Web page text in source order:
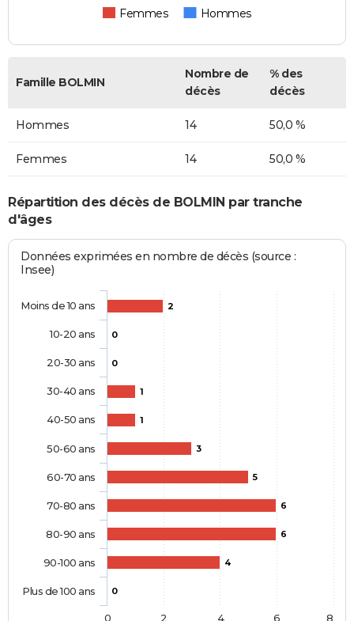
Femmes Hommes
Famille BOLMIN
Nombre de
décès
% des
décès
Hommes 14 50,0 %
Femmes 14 50,0 %
Répartition des décès de BOLMIN par tranche
d'âges
Données exprimées en nombre de décès (source :
Insee)
2
0
0
1
1
3
5
6
6
4
0
Moins de 10 ans
10-20 ans
20-30 ans
30-40 ans
40-50 ans
50-60 ans
60-70 ans
70-80 ans
80-90 ans
90-100 ans
Plus de 100 ans
0 2 4 6 8